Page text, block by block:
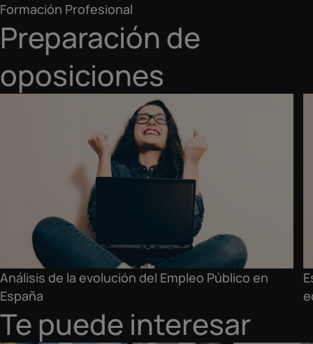
Formación Profesional
Preparación de
oposiciones
Análisis de la evolución del Empleo Público en
España
Te puede interesar